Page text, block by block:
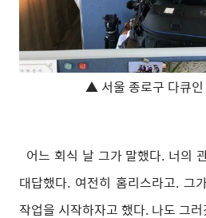
▲ 서울 종로구 다큐인
어느 회식 날 그가 말했다. 너의
대답했다. 여전히 홈리스라고. 그
작업을 시작하자고 했다. 나도 그